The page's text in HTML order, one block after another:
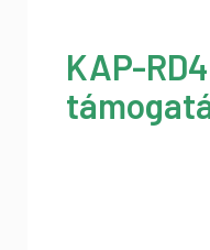
KAP-